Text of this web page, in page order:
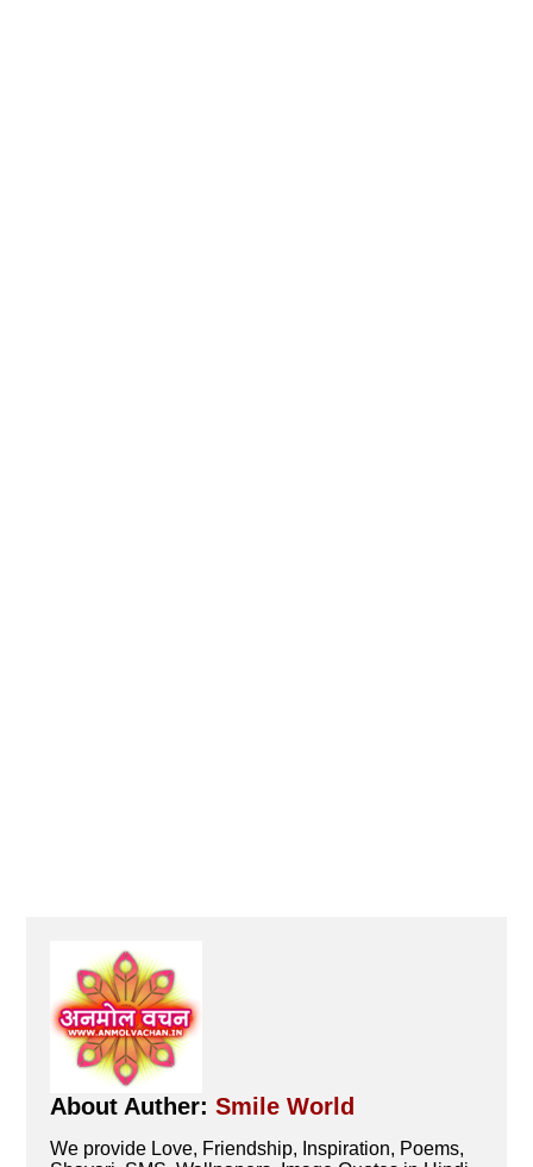
About Auther:Smile World
We provide Love, Friendship, Inspiration, Poems,